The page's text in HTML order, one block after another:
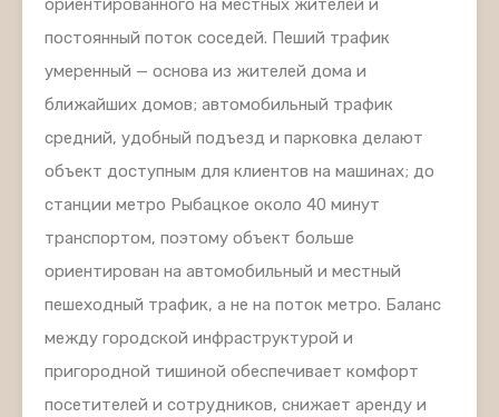
ориентированного на местных жителей и
постоянный поток соседей. Пеший трафик
умеренный — основа из жителей дома и
ближайших домов; автомобильный трафик
средний, удобный подъезд и парковка делают
объект доступным для клиентов на машинах; до
станции метро Рыбацкое около 40 минут
транспортом, поэтому объект больше
ориентирован на автомобильный и местный
пешеходный трафик, а не на поток метро. Баланс
между городской инфраструктурой и
пригородной тишиной обеспечивает комфорт
посетителей и сотрудников, снижает аренду и